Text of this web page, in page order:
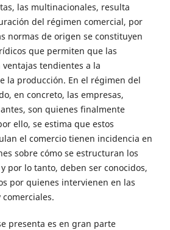
las multinacionales, resulta
del régimen comercial, por
normas de origen se constituyen
que permiten que las
tendientes a la
la producción. En el régimen del
en concreto, las empresas,
son quienes finalmente
ello, se estima que estos
el comercio tienen incidencia en
sobre cómo se estructuran los
por lo tanto, deben ser conocidos,
por quienes intervienen en las
presenta es en gran parte